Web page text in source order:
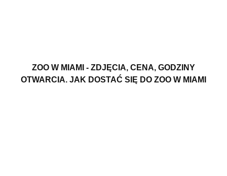
ZOO W MIAMI - ZDJĘCIA, CENA, GODZINY
OTWARCIA. JAK DOSTAĆ SIĘ DO ZOO W MIAMI